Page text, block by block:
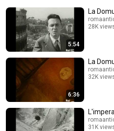
5:54
La
28K
6:36
La
32K
31K